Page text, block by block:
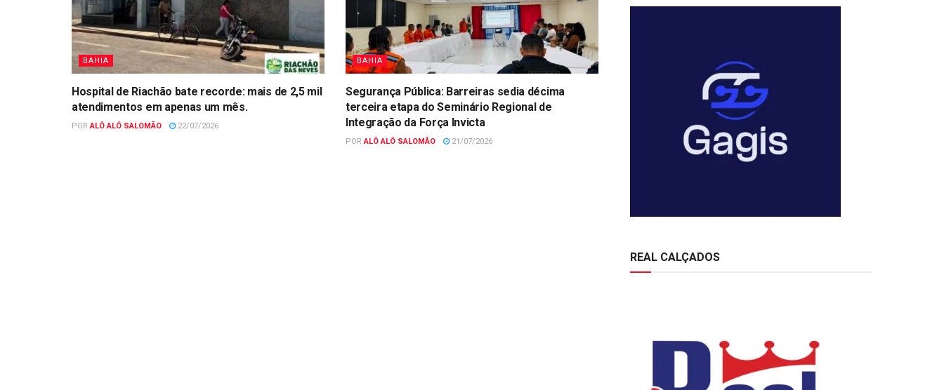
BAHIA
Hospital de Riachão bate recorde: mais de 2,5 mil
atendimentos em apenas um mês.
POR ALÔ ALÔ SALOMÃO 22/07/2026
BAHIA
Segurança Pública: Barreiras sedia décima
terceira etapa do Seminário Regional de
Integração da Força Invicta
POR ALÔ ALÔ SALOMÃO 21/07/2026
REAL CALÇADOS